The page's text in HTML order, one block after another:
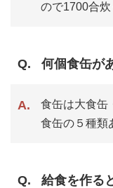
ので1700合炊
何個食缶が
食缶は大食缶
食缶の５種類
給食を作る